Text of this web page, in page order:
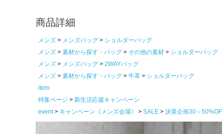
商品詳細
メンズ メンズバッグ
ショルダーバッグ
メンズ
素材から探す・バッグ その他の素材
ショルダーバッグ
メンズ
メンズバッグ
2WAYバッグ
メンズ
素材から探す・バッグ 牛革
ショルダーバッグ
item
特集ページ
新生活応援キャンペーン
event
キャンペーン《メンズ会場》 SALE 決算企画30～